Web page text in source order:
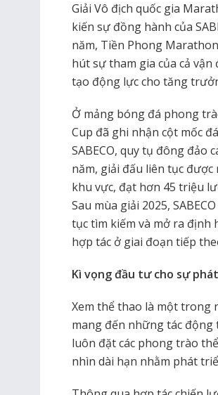
Giải Vô địch quốc gia
kiến sự đồng hành của
năm, Tiền Phong
hút sự tham gia của cả
tạo động lực cho tăng
Ở mảng bóng đá phong
Cup đã ghi nhận cột mốc
SABECO, quy tụ đông đảo
năm, giải đấu liên tục
khu vực, đạt hơn 45 triệu
Sau mùa giải 2025,
tục tìm kiếm và mở ra định
hợp tác ở giai đoạn tiếp
Kì vọng đầu tư cho sự
Xem thể thao là một trong
mang đến những tác động
luôn đặt các phong trào
nhìn dài hạn nhằm phát